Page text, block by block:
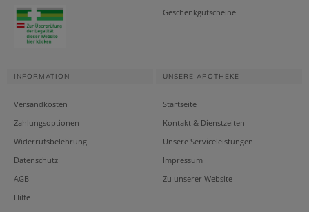
Geschenkgutscheine
INFORMATION
Versandkosten
Zahlungsoptionen
Widerrufsbelehrung
Datenschutz
AGB
Hilfe
UNSERE APOTHEKE
Startseite
Kontakt & Dienstzeiten
Unsere Serviceleistungen
Impressum
Zu unserer Website